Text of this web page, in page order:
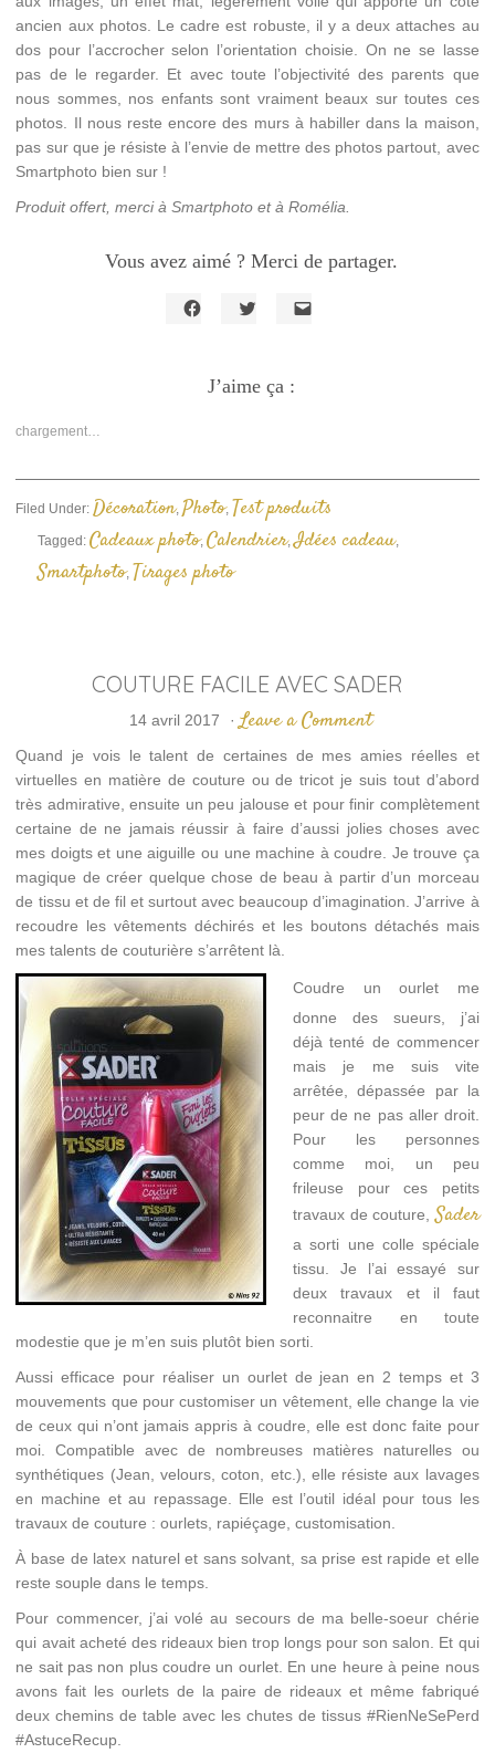
ancien aux photos. Le cadre est robuste, il y a deux attaches au
dos pour l’accrocher selon l’orientation choisie. On ne se lasse
pas de le regarder. Et avec toute l’objectivité des parents que
nous sommes, nos enfants sont vraiment beaux sur toutes ces
photos. Il nous reste encore des murs à habiller dans la maison,
pas sur que je résiste à l’envie de mettre des photos partout, avec
Smartphoto bien sur !
Produit offert, merci à Smartphoto et à Romélia.
Vous avez aimé ? Merci de partager.
Facebook(ouvre
dans
Twitter(ouvre
dans
dans
une
nouvelle
fenêtre)
J’aime ça :
chargement…
Filed Under: Décoration,Photo, Test produits
Tagged:Cadeaux photo,Calendrier,Idées cadeau,
Smartphoto, Tirages photo
COUTURE FACILE AVEC SADER
14 avril 2017 · Leave a Comment
Quand je vois le talent de certaines de mes amies réelles et
virtuelles en matière de couture ou de tricot je suis tout d’abord
très admirative, ensuite un peu jalouse et pour finir complètement
certaine de ne jamais réussir à faire d’aussi jolies choses avec
mes doigts et une aiguille ou une machine à coudre. Je trouve ça
magique de créer quelque chose de beau à partir d’un morceau
de tissu et de fil et surtout avec beaucoup d’imagination. J’arrive à
recoudre les vêtements déchirés et les boutons détachés mais
mes talents de couturière s’arrêtent là.
Coudre un ourlet me
donne des sueurs, j’ai
déjà tenté de commencer
mais je me suis vite
arrêtée, dépassée par la
peur de ne pas aller droit.
Pour les personnes
comme moi, un peu
frileuse pour ces petits
travaux de couture, Sader
a sorti une colle spéciale
tissu. Je l’ai essayé sur
deux travaux et il faut
reconnaitre en toute
modestie que je m’en suis plutôt bien sorti.
Aussi efficace pour réaliser un ourlet de jean en 2 temps et 3
mouvements que pour customiser un vêtement, elle change la vie
de ceux qui n’ont jamais appris à coudre, elle est donc faite pour
moi. Compatible avec de nombreuses matières naturelles ou
synthétiques (Jean, velours, coton, etc.), elle résiste aux lavages
en machine et au repassage. Elle est l’outil idéal pour tous les
travaux de couture : ourlets, rapiéçage, customisation.
À base de latex naturel et sans solvant, sa prise est rapide et elle
reste souple dans le temps.
Pour commencer, j’ai volé au secours de ma belle-soeur chérie
qui avait acheté des rideaux bien trop longs pour son salon. Et qui
ne sait pas non plus coudre un ourlet. En une heure à peine nous
avons fait les ourlets de la paire de rideaux et même fabriqué
deux chemins de table avec les chutes de tissus #RienNeSePerd
#AstuceRecup.